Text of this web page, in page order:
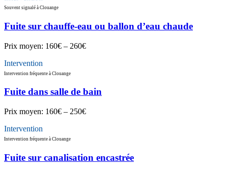
Souvent signalé à Clouange
Fuite sur chauffe-eau ou ballon d’eau chaude
Prix moyen: 160€ – 260€
Intervention
Intervention fréquente à Clouange
Fuite dans salle de bain
Prix moyen: 160€ – 250€
Intervention
Intervention fréquente à Clouange
Fuite sur canalisation encastrée